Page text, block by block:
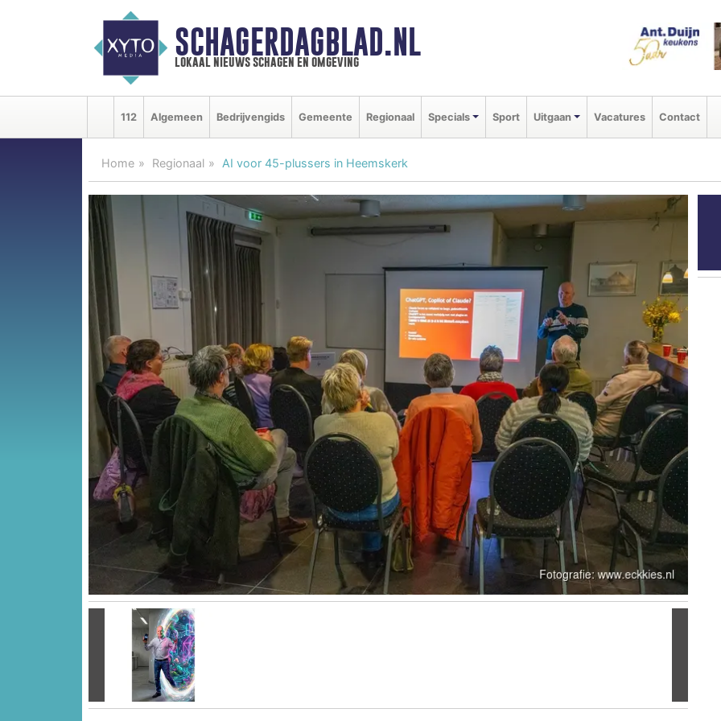
SCHAGERDAGBLAD.NL
lokaal nieuws schagen en omgeving
112 Algemeen Bedrijvengids Gemeente Regionaal Specials Sport Uitgaan Vacatures Contact
Home Regionaal AI voor 45-plussers in Heemskerk